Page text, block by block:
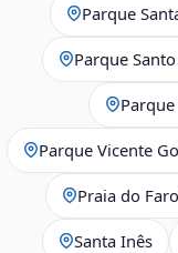
Parque
Parque
Parque Vicente
Praia do
Santa Inês